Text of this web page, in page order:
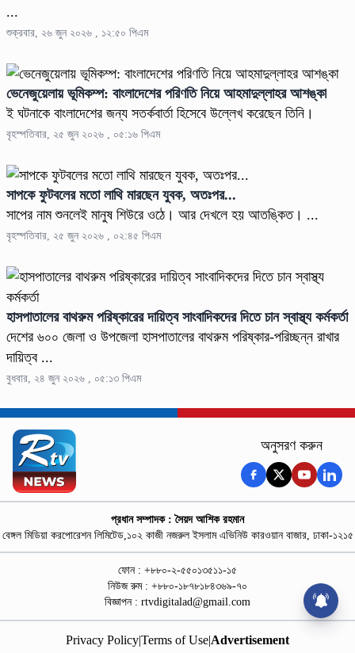
...
শুক্রবার, ২৬ জুন ২০২৬ , ১২:৫০ পিএম
ভেনেজুয়েলায় ভূমিকম্প: বাংলাদেশের পরিণতি নিয়ে আহমাদুল্লাহর আশঙ্কা
ই ঘটনাকে বাংলাদেশের জন্য সতর্কবার্তা হিসেবে উল্লেখ করেছেন তিনি।
বৃহস্পতিবার, ২৫ জুন ২০২৬ , ০৫:১৬ পিএম
সাপকে ফুটবলের মতো লাথি মারছেন যুবক, অতঃপর...
সাপের নাম শুনলেই মানুষ শিউরে ওঠে। আর দেখলে হয় আতঙ্কিত। ...
বৃহস্পতিবার, ২৫ জুন ২০২৬ , ০২:৪৫ পিএম
হাসপাতালের বাথরুম পরিষ্কারের দায়িত্ব সাংবাদিকদের দিতে চান স্বাস্থ্য কর্মকর্তা
দেশের ৬০০ জেলা ও উপজেলা হাসপাতালের বাথরুম পরিষ্কার-পরিচ্ছন্ন রাখার
দায়িত্ব ...
বুধবার, ২৪ জুন ২০২৬ , ০৫:১৩ পিএম
অনুসরণ করুন
প্রধান সম্পাদক : সৈয়দ আশিক রহমান
বেঙ্গল মিডিয়া করপোরেশন লিমিটেড,১০২ কাজী নজরুল ইসলাম এভিনিউ কারওয়ান বাজার, ঢাকা-১২১৫
ফোন : +৮৮০-২-৫৫০১৩৫১১-১৫
নিউজ রুম : +৮৮০-১৮৭৮১৮৪৩৬৯-৭০
বিজ্ঞাপন : rtvdigitalad@gmail.com
Privacy Policy|Terms of Use|Advertisement